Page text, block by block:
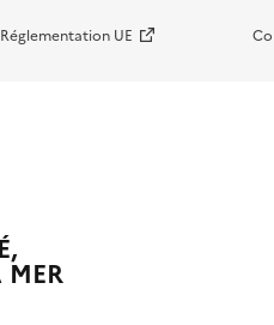
Réglementation UE
MER